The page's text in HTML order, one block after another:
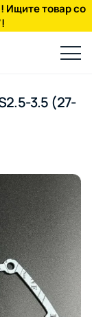
Ищите товар со
3.5 (27-